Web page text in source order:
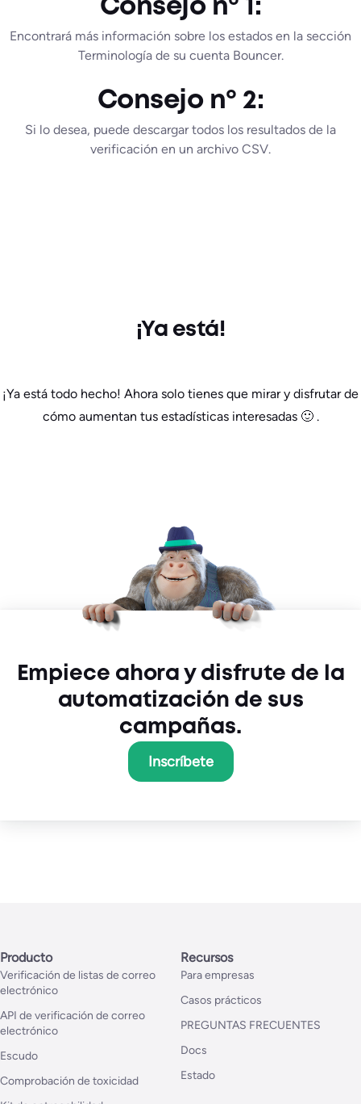
Consejo nº 1:
Encontrará más información sobre los estados en la sección
Terminología de su cuenta Bouncer.
Consejo nº 2:
Si lo desea, puede descargar todos los resultados de la
verificación en un archivo CSV.
¡Ya está!
¡Ya está todo hecho! Ahora solo tienes que mirar y disfrutar de
cómo aumentan tus estadísticas interesadas 🙂 .
Empiece ahora y disfrute de la
automatización de sus
campañas.
Inscríbete
Producto
Verificación de listas de correo
electrónico
API de verificación de correo
electrónico
Escudo
Comprobación de toxicidad
Recursos
Para empresas
Casos prácticos
PREGUNTAS FRECUENTES
Docs
Estado